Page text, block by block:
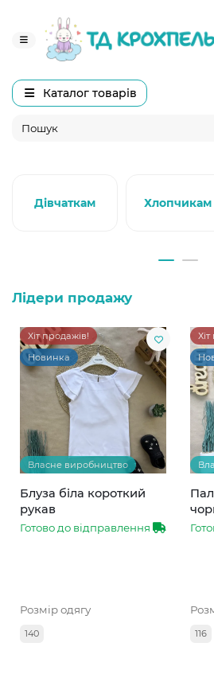
Каталог товарів
Дівчаткам Хлопчикам
Лідери продажу
Хіт продажів!
Новинка
Власне виробництво
Блуза біла короткий
рукав
Готово до відправлення
Розмір одягу
140 116